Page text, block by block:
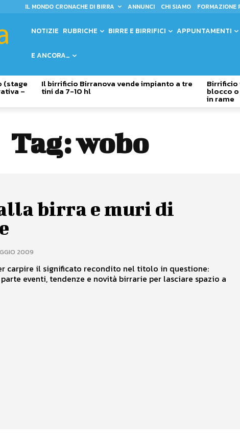
IL MONDO CRONACHE DI BIRRA ANNUNCI CHI SIAMO FORMAZIONE
NOTIZIE RUBRICHE BIRRE E BIRRIFICI APPUNTAMENTI
E ANCORA…
(stage
–
Il birrificio Birranova vende impianto a tre
tini da 7-10 hl
Birrificio
blocco
in rame
Tag:wobo
birra e muri di
2009
carpire il significato recondito nel titolo in questione:
eventi, tendenze e novità birrarie per lasciare spazio a